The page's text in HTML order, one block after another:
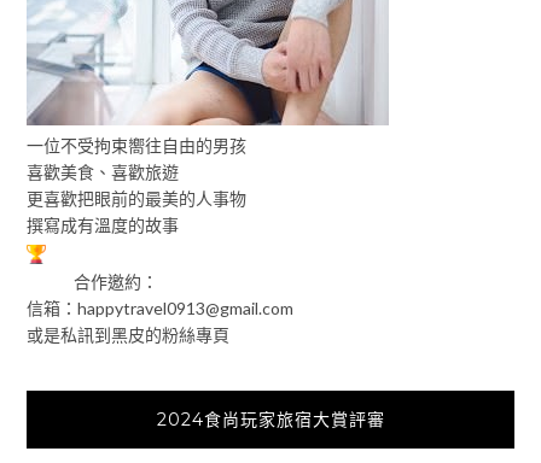
一位不受拘束嚮往自由的男孩
喜歡美食、喜歡旅遊
更喜歡把眼前的最美的人事物
撰寫成有溫度的故事
合作邀約：
信箱：happytravel0913@gmail.com
或是私訊到黑皮的粉絲專頁
2024食尚玩家旅宿大賞評審